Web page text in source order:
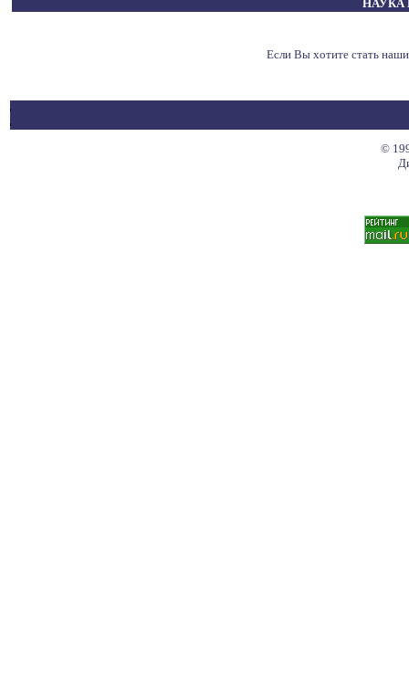
НАУКА
Если Вы хотите стать
©